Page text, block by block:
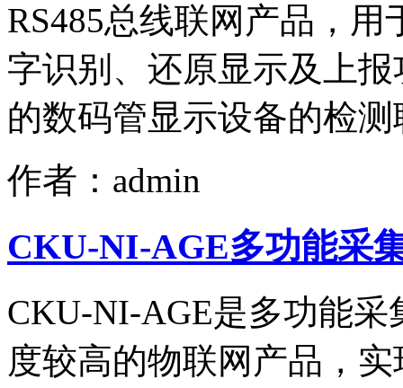
RS485总线联网产品，
字识别、还原显示及上
的数码管显示设备的检
作者：admin
CKU-NI-AGE多功能采
CKU-NI-AGE是多功能
度较高的物联网产品，实